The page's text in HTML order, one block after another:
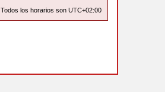
Todos los horarios son UTC+02:00